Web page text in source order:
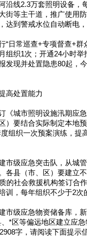
沿线2.3万套照明设备
街等主干道，推广使用
达到警戒水位自动断电，
“日常巡查+专项督查+
组织1次；开通24小时
发现并处置隐患80起，
高处置能力
《城市照明设施汛期应
）要结合实际制定本地
组织一次预案演练，
市级应急突击队，从城
各县（市、区）要建立
的社会救援机构签订合
训，每年组织不少于2
市级应急物资储备库，
*区等偏远地区建立应
字，请阅读下面提示信